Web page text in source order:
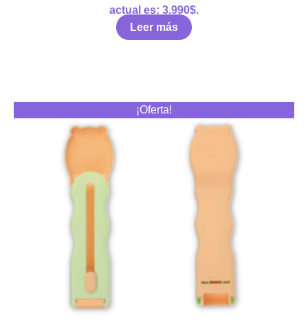
actual es: 3.990$.
Leer más
¡Oferta!